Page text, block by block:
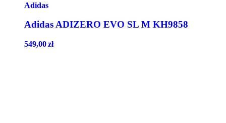
Adidas
Adidas ADIZERO EVO SL M KH9858
549,00zł